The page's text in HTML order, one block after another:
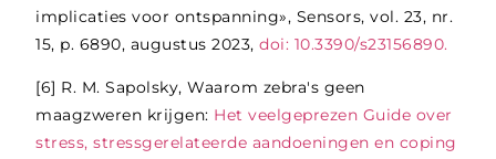
implicaties voor ontspanning», Sensors, vol. 23, nr.
15, p. 6890, augustus 2023,doi: 10.3390/s23156890.
[6] R. M. Sapolsky, Waarom zebra's geen
maagzweren krijgen: Het veelgeprezen Guide over
stress, stressgerelateerde aandoeningen en coping